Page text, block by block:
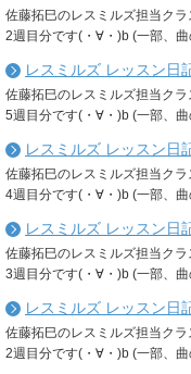
佐藤拓巳のレスミルズ担当ク
2週目分です(・∀・)b (一部、曲
レスミルズ レッスン日
佐藤拓巳のレスミルズ担当ク
5週目分です(・∀・)b (一部、曲
レスミルズ レッスン日
佐藤拓巳のレスミルズ担当ク
4週目分です(・∀・)b (一部、曲
レスミルズ レッスン日
佐藤拓巳のレスミルズ担当ク
3週目分です(・∀・)b (一部、曲
レスミルズ レッスン日
佐藤拓巳のレスミルズ担当ク
2週目分です(・∀・)b (一部、曲